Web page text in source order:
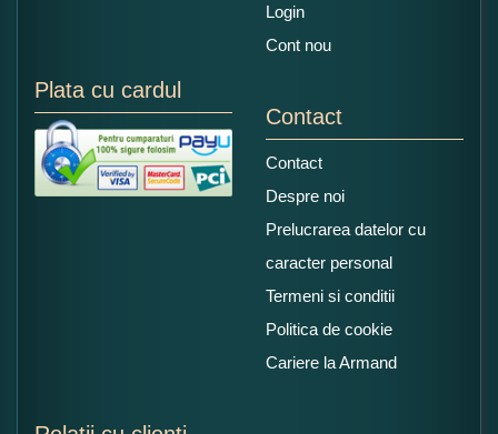
Login
Cont nou
Plata cu cardul
Contact
Contact
Despre noi
Prelucrarea datelor cu
caracter personal
Termeni si conditii
Politica de cookie
Cariere la Armand